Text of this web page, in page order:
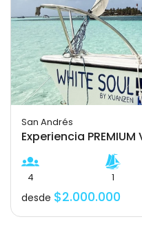
San Andrés
Experiencia PREMIUM
4 1
desde $2.000.000